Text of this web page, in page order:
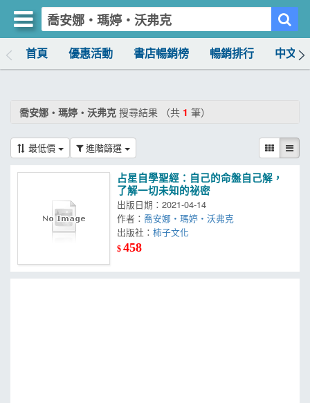
首頁 優惠活動 書店暢銷榜 暢銷排行 中文書
喬安娜‧瑪婷‧沃弗克 搜尋結果 （共 1 筆）
最低價 進階篩選
占星自學聖經：自己的命盤自己解，
了解一切未知的祕密
出版日期：2021-04-14
作者：喬安娜‧瑪婷‧沃弗克
出版社：
$458
買書網
書店暢銷榜
中文書
外文書